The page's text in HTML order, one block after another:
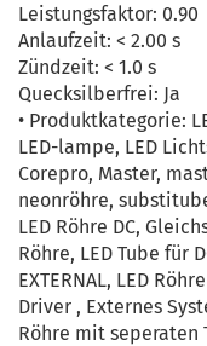
Leistungsfaktor: 0.90
Anlaufzeit: < 2.00 s
Zündzeit: < 1.0 s
Quecksilberfrei: Ja
• Produktkategorie:
LED-lampe, LED
Corepro, Master,
neonröhre,
LED Röhre DC,
Röhre, LED Tube für
EXTERNAL, LED
Driver , Externes
Röhre mit seperaten